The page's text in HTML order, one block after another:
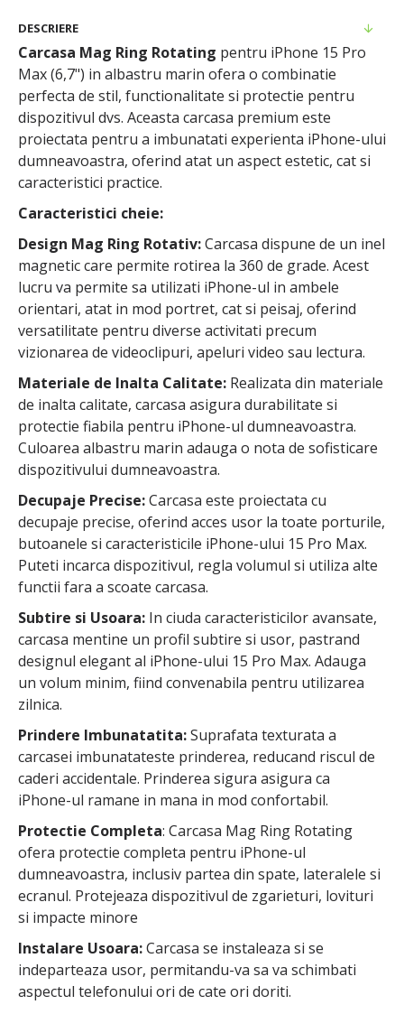
DESCRIERE
Carcasa Mag Ring Rotating pentru iPhone 15 Pro
Max (6,7") in albastru marin ofera o combinatie
perfecta de stil, functionalitate si protectie pentru
dispozitivul dvs. Aceasta carcasa premium este
proiectata pentru a imbunatati experienta iPhone-ului
dumneavoastra, oferind atat un aspect estetic, cat si
caracteristici practice.
Caracteristici cheie:
Design Mag Ring Rotativ:Carcasa dispune de un inel
magnetic care permite rotirea la 360 de grade. Acest
lucru va permite sa utilizati iPhone-ul in ambele
orientari, atat in mod portret, cat si peisaj, oferind
versatilitate pentru diverse activitati precum
vizionarea de videoclipuri, apeluri video sau lectura.
Materiale de Inalta Calitate: Realizata din materiale
de inalta calitate, carcasa asigura durabilitate si
protectie fiabila pentru iPhone-ul dumneavoastra.
Culoarea albastru marin adauga o nota de sofisticare
dispozitivului dumneavoastra.
Decupaje Precise:Carcasa este proiectata cu
decupaje precise, oferind acces usor la toate porturile,
butoanele si caracteristicile iPhone-ului 15 Pro Max.
Puteti incarca dispozitivul, regla volumul si utiliza alte
functii fara a scoate carcasa.
Subtire si Usoara: In ciuda caracteristicilor avansate,
carcasa mentine un profil subtire si usor, pastrand
designul elegant al iPhone-ului 15 Pro Max. Adauga
un volum minim, fiind convenabila pentru utilizarea
zilnica.
Prindere Imbunatatita:Suprafata texturata a
carcasei imbunatateste prinderea, reducand riscul de
caderi accidentale. Prinderea sigura asigura ca
iPhone-ul ramane in mana in mod confortabil.
Protectie Completa: Carcasa Mag Ring Rotating
ofera protectie completa pentru iPhone-ul
dumneavoastra, inclusiv partea din spate, lateralele si
ecranul. Protejeaza dispozitivul de zgarieturi, lovituri
si impacte minore
Instalare Usoara:Carcasa se instaleaza si se
indeparteaza usor, permitandu-va sa va schimbati
aspectul telefonului ori de cate ori doriti.